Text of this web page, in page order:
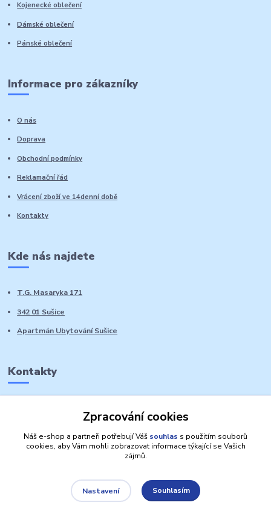
Kojenecké oblečení
Dámské oblečení
Pánské oblečení
Informace pro zákazníky
O nás
Doprava
Obchodní podmínky
Reklamační řád
Vrácení zboží ve 14denní době
Kontakty
Kde nás najdete
T.G. Masaryka 171
342 01 Sušice
Apartmán Ubytování Sušice
Kontakty
Zpracování cookies
Náš e-shop a partneři potřebují Váš souhlas s použitím souborů
cookies, aby Vám mohli zobrazovat informace týkající se Vašich
zájmů.
Nastavení Souhlasím